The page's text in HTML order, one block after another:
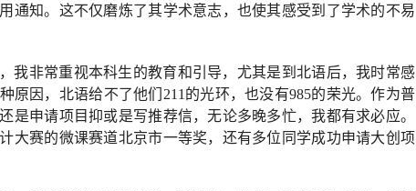
通知。这不仅磨炼了其学术意志，也使其感受到了学术的不易
我非常重视本科生的教育和引导，尤其是到北语后，我时常感
原因，北语给不了他们 211的光环，也没有985的荣光。作为普
申请项目抑或是写推荐信，无论多晚多忙，我都有求必应。
大赛的微课赛道北京市一等奖，还有多位同学成功申请大创项